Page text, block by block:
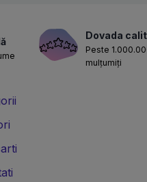
Dovada
Peste
mulțumiți